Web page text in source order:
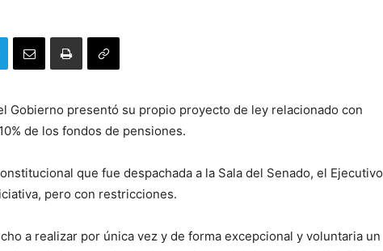
Gobierno presentó su propio proyecto de ley relacionado con
de los fondos de pensiones.
que fue despachada a la Sala del Senado, el Ejecutivo
pero con restricciones.
a realizar por única vez y de forma excepcional y voluntaria un